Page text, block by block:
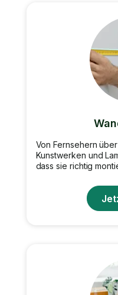
Von Fernsehern
Kunstwerken und
dass sie richtig